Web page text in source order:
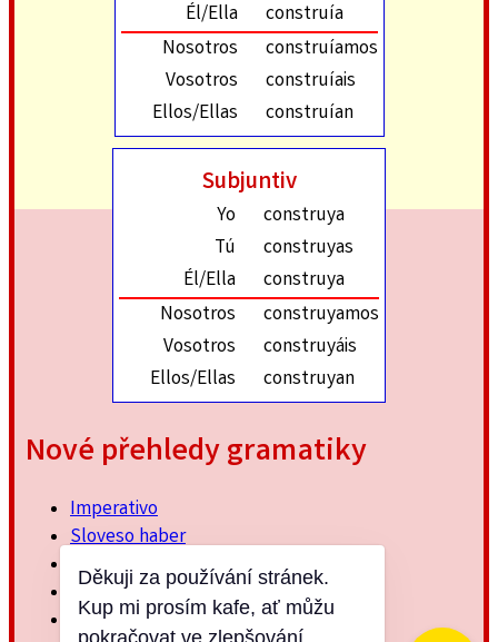
Él/Ella
construía
Nosotros
construíamos
Vosotros
construíais
Ellos/Ellas
construían
Subjuntiv
Yo
construya
Tú
construyas
Él/Ella
construya
Nosotros
construyamos
Vosotros
construyáis
Ellos/Ellas
construyan
Nové přehledy gramatiky
Imperativo
Sloveso haber
Imperfektum
Přítomný subjuntiv
Minulý jednoduchý
Děkuji za používání stránek.
Kup mi prosím kafe, ať můžu
pokračovat ve zlepšování